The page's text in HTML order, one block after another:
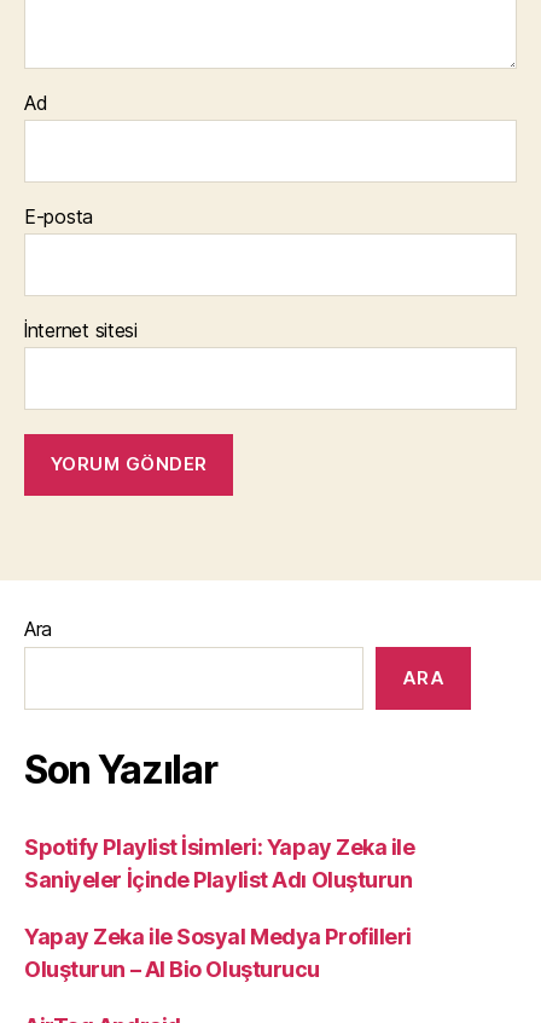
Ad
E-posta
İnternet sitesi
Ara
ARA
Son Yazılar
Spotify Playlist İsimleri: Yapay Zeka ile
Saniyeler İçinde Playlist Adı Oluşturun
Yapay Zeka ile Sosyal Medya Profilleri
Oluşturun – AI Bio Oluşturucu